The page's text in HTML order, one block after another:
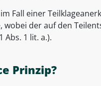
Fall einer
der auf den
Abs. 1 lit. a.).
Prinzip?